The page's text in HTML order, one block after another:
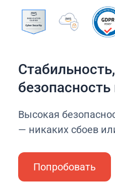
Стабильность,
Высокая
— никаких сбоев
Попробовать